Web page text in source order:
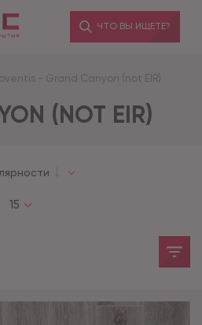
ЧТО ВЫ ИЩЕТЕ?
- Grand Canyon (not EIR)
(NOT EIR)
15